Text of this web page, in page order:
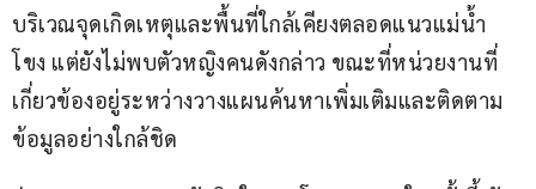
บริเวณจุดเกิดเหตุและพื้นที่ใกล้เคียงตลอดแนวแม่น้ำ
โขง แต่ยังไม่พบตัวหญิงคนดังกล่าว ขณะที่หน่วยงานที่
เกี่ยวข้องอยู่ระหว่างวางแผนค้นหาเพิ่มเติมและติดตาม
ข้อมูลอย่างใกล้ชิด